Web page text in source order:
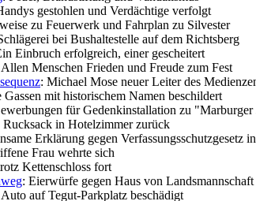
gestohlen und Verdächtige verfolgt
zu Feuerwerk und Fahrplan zu Silvester
bei Bushaltestelle auf dem Richtsberg
Einbruch erfolgreich, einer gescheitert
Allen Menschen Frieden und Freude zum Fest
: Michael Mose neuer Leiter des
Gassen mit historischem Namen beschildert
für Gedenkinstallation zu "Marburger
in Hotelzimmer zurück
Erklärung gegen Verfassungsschutzgesetz
Frau wehrte sich
Kettenschloss fort
: Eierwürfe gegen Haus von Landsmannschaft
Auto auf Tegut-Parkplatz beschädigt